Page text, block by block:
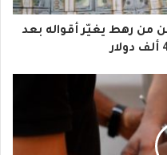
من رهط يغيّر أقواله بعد